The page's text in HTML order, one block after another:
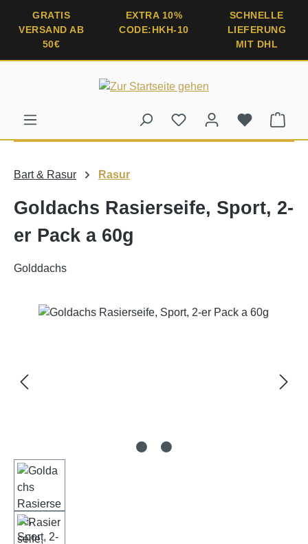
springen
GRATIS
VERSAND AB
50€
EXTRA 10%
CODE:HKH-10
SCHNELLE
LIEFERUNG
MIT DHL
Bart & Rasur Rasur
Goldachs Rasierseife, Sport, 2-
er Pack a 60g
Golddachs
Bildergalerie überspringen